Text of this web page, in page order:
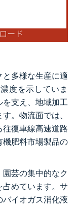
多様な生産に適
度を示していま
を支え、地域加工
。物流面では、
復車線高速道路
機肥料市場製品の
芸の集中的なク
めています。サ
イオガス消化液